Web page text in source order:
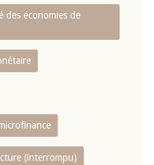
des économies de
(interrompu)